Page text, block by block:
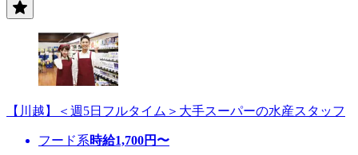
【川越】＜週5日フルタイム＞大手スーパーの水産スタッフ
フード系時給1,700円〜